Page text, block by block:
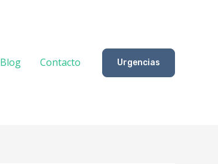
Blog Contacto Urgencias